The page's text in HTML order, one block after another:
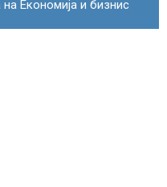
Економија и бизнис